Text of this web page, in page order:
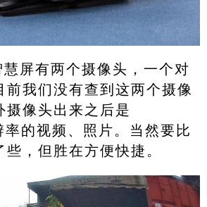
屏有两个摄像头，一个对
前我们没有查到这两个摄像
摄像头出来之后是
的视频、照片。当然要比
，但胜在方便快捷。